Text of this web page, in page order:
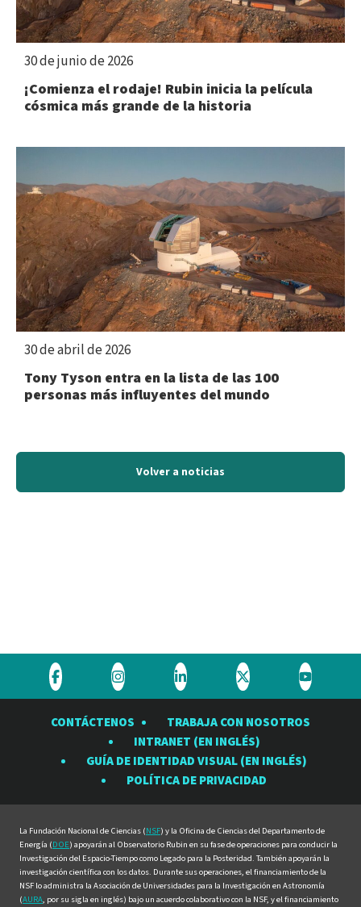
¡Comienza el rodaje! Rubin inicia la película
cósmica más grande de la historia
30 de junio de 2026
Tony Tyson entra en la lista de las 100
personas más influyentes del mundo
30 de abril de 2026
Volver a noticias
Visite
Observatorio
Visite
Observatorio
Rubin
en
Visite
Observatorio
Rubin
en
Visite
Observatorio
Rubin
en
Visite
Rubin
en
CONTÁCTENOS
TRABAJA CON NOSOTROS
INTRANET (EN INGLÉS)
GUÍA DE IDENTIDAD VISUAL (EN INGLÉS)
POLÍTICA DE PRIVACIDAD
La Fundación Nacional de Ciencias (NSF) y la Oficina de Ciencias del Departamento de
Energía (DOE) apoyarán al Observatorio Rubin en su fase de operaciones para conducir la
Investigación del Espacio-Tiempo como Legado para la Posteridad. También apoyarán la
investigación científica con los datos. Durante sus operaciones, el financiamiento de la
NSF lo administra la Asociación de Universidades para la Investigación en Astronomía
(AURA, por su sigla en inglés) bajo un acuerdo colaborativo con la NSF, y el financiamiento